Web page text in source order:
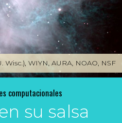
Wisc.), WIYN, AURA, NOAO, NSF
computacionales
su salsa